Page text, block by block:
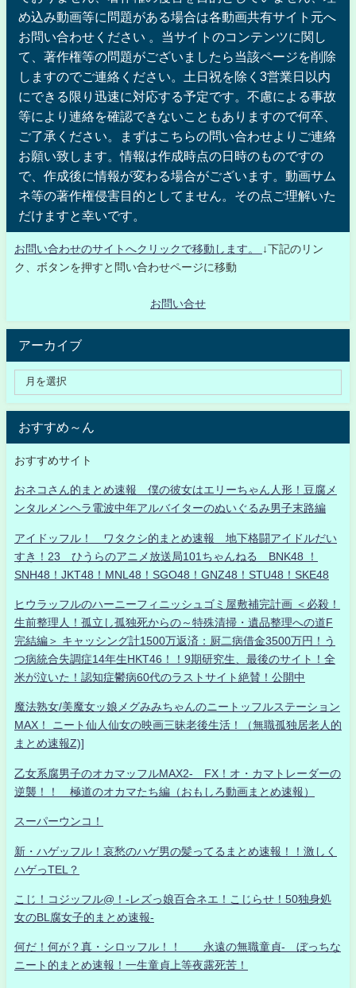
め込み動画等に問題がある場合は各動画共有サイト元へ
お問い合わせください 。当サイトのコンテンツに関し
て、著作権等の問題がございましたら当該ページを削除
しますのでご連絡ください。土日祝を除く3営業日以内
にできる限り迅速に対応する予定です。不慮による事故
等により連絡を確認できないこともありますので何卒、
ご了承ください。まずはこちらの問い合わせよりご連絡
お願い致します。情報は作成時点の日時のものですの
で、作成後に情報が変わる場合がございます。動画サム
ネ等の著作権侵害目的としてません。その点ご理解いた
だけますと幸いです。
お問い合わせのサイトへクリックで移動します。
↓下記のリン
ク、ボタンを押すと問い合わせページに移動
お問い合せ
アーカイブ
おすすめ～ん
おすすめサイト
おネコさん的まとめ速報 僕の彼女はエリーちゃん人形！豆腐メ
ンタルメンヘラ電波中年アルバイターのぬいぐるみ男子末路編
アイドッフル！ ワタクシ的まとめ速報 地下格闘アイドルだい
すき！23 ひうらのアニメ放送局101ちゃんねる BNK48 ！
SNH48！JKT48！MNL48！SGO48！GNZ48！STU48！SKE48
ヒウラッフルのハーニーフィニッシュゴミ屋敷補完計画 ＜必殺！
生前整理人！孤立し孤独死からの～特殊清掃・遺品整理への道F
完結編＞ キャッシング計1500万返済：厨二病借金3500万円！う
つ病統合失調症14年生HKT46！！9期研究生、最後のサイト！全
米が泣いた！認知症鬱病60代のラストサイト絶賛！公開中
魔法熟女/美魔女ッ娘メグみみちゃんのニートッフルステーション
MAX！ ニート仙人仙女の映画三昧老後生活！（無職孤独居老人的
まとめ速報Z)]
乙女系腐男子のオカマッフルMAX2- FX！オ・カマトレーダーの
逆襲！！ 極道のオカマたち編（おもしろ動画まとめ速報）
スーパーウンコ！
新・ハゲッフル！哀愁のハゲ男の髪ってるまとめ速報！！激しく
ハゲっTEL？
こじ！コジッフル@！-レズっ娘百合ネエ！こじらせ！50独身処
女のBL腐女子的まとめ速報-
何だ！何が？真・シロッフル！！ 永遠の無職童貞- ぼっちな
ニート的まとめ速報！一生童貞上等夜露死苦！